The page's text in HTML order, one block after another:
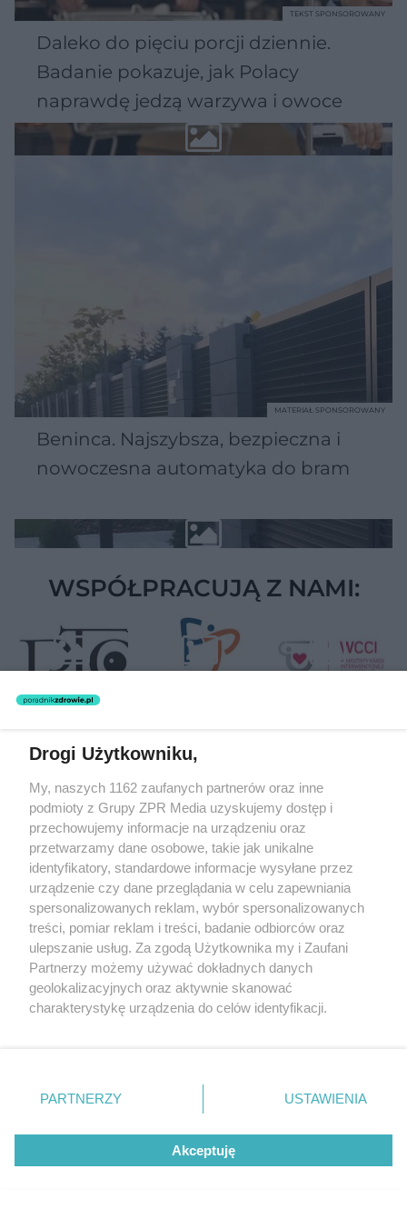
Daleko do pięciu porcji dziennie.
Badanie pokazuje, jak Polacy
naprawdę jedzą warzywa i owoce
TEKST SPONSOROWANY
Beninca. Najszybsza, bezpieczna i
nowoczesna automatyka do bram
MATERIAŁ SPONSOROWANY
WSPÓŁPRACUJĄ Z NAMI:
Żaden utwór zamieszczony w serwisie nie może być powielany i
rozpowszechniany lub dalej rozpowszechniany w jakikolwiek sposób
(w tym także elektroniczny lub mechaniczny) na jakimkolwiek polu
eksploatacji w jakiejkolwiek formie, włącznie z umieszczaniem w
Internecie bez pisemnej zgody właściciela praw. Jakiekolwiek użycie
lub wykorzystanie utworów w całości lub w części z naruszeniem
prawa, tzn. bez właściwej zgody, jest zabronione pod groźbą kary i
może być ścigane prawnie.
O nas
Drogi Użytkowniku,
My, naszych 1162 zaufanych partnerów oraz inne
podmioty z Grupy ZPR Media uzyskujemy dostęp i
przechowujemy informacje na urządzeniu oraz
przetwarzamy dane osobowe, takie jak unikalne
identyfikatory, standardowe informacje wysyłane przez
urządzenie czy dane przeglądania w celu zapewniania
spersonalizowanych reklam, wybór spersonalizowanych
treści, pomiar reklam i treści, badanie odbiorców oraz
ulepszanie usług. Za zgodą Użytkownika my i Zaufani
Partnerzy możemy używać dokładnych danych
geolokalizacyjnych oraz aktywnie skanować
charakterystykę urządzenia do celów identyfikacji.
zmienić/wycofać klikając przycisk ustawień prywatności
znajdujący się w lewym dolnym rogu strony
rodzaje przetwarzania danych nie wymagają zgody
użytkownika, ale masz prawo sprzeciwić się takiemu
przetwarzaniu. Preferencje będą miały zastosowanie tylko
PARTNERZY USTAWIENIA
Akceptuję